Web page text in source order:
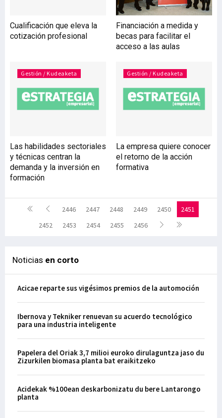
Cualificación que eleva la
cotización profesional
Financiación a medida y
becas para facilitar el
acceso a las aulas
Gestión / Kudeaketa
Las habilidades sectoriales
y técnicas centran la
demanda y la inversión en
formación
Gestión / Kudeaketa
La empresa quiere conocer
el retorno de la acción
formativa
2446 2447 2448 2449 2450
2451
2452
2453 2454 2455 2456
Noticias en corto
Acicae reparte sus vigésimos premios de la automoción
Ibernova y Tekniker renuevan su acuerdo tecnológico
para una industria inteligente
Papelera del Oriak 3,7 milioi euroko dirulaguntza jaso du
Zizurkilen biomasa planta bat eraikitzeko
Acidekak %100ean deskarbonizatu du bere Lantarongo
planta